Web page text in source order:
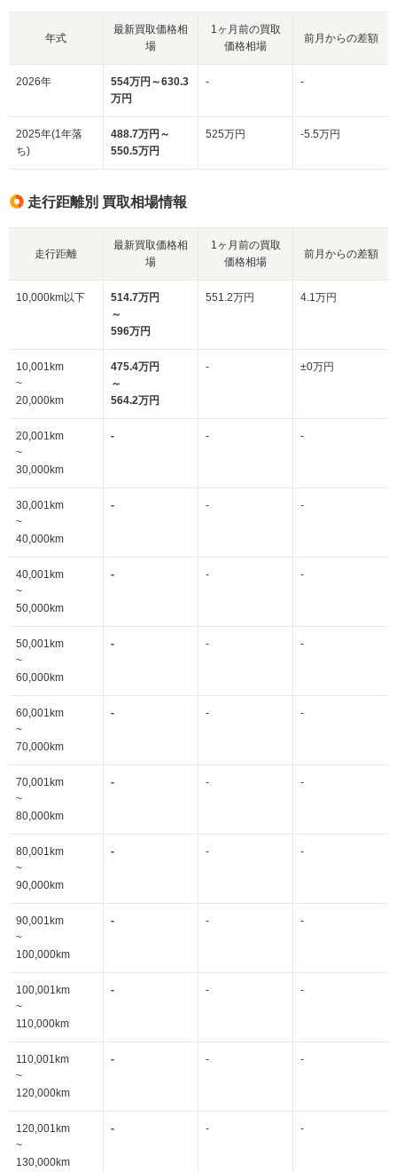
年式
最新買取価格相
場
1ヶ月前の買取
価格相場
前月からの差額
2026年
554万円～630.3
万円
- -
2025年(1年落
ち)
488.7万円～
550.5万円
525万円 -5.5万円
走行距離別 買取相場情報
走行距離
最新買取価格相
場
1ヶ月前の買取
価格相場
前月からの差額
10,000km以下
514.7万円
～
596万円
551.2万円 4.1万円
10,001km
~
20,000km
475.4万円
～
564.2万円
- ±0万円
20,001km
~
30,000km
- - -
30,001km
~
40,000km
- - -
40,001km
~
50,000km
- - -
50,001km
~
60,000km
- - -
60,001km
~
70,000km
- - -
70,001km
~
80,000km
- - -
80,001km
~
90,000km
- - -
90,001km
~
100,000km
- - -
100,001km
~
110,000km
- - -
110,001km
~
120,000km
- - -
120,001km
~
130,000km
- - -